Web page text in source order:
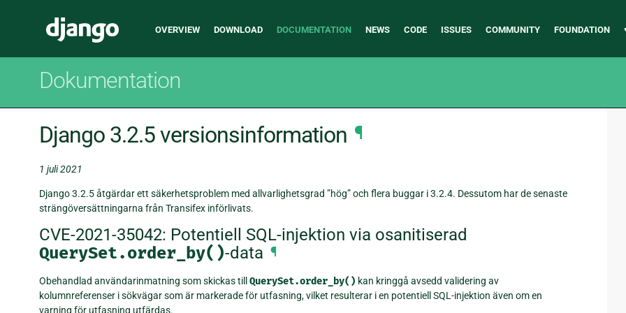
Django
Main
OVERVIEW DOWNLOAD DOCUMENTATION NEWS CODE ISSUES COMMUNITY FOUNDATION
Dokumentation
Django 3.2.5 versionsinformation ¶
1 juli 2021
Django 3.2.5 åtgärdar ett säkerhetsproblem med allvarlighetsgrad ”hög” och flera buggar i 3.2.4. Dessutom har de senaste
strängöversättningarna från Transifex införlivats.
CVE-2021-35042: Potentiell SQL-injektion via osanitiserad
QuerySet.order_by()-data ¶
Obehandlad användarinmatning som skickas tillQuerySet.order_by() kan kringgå avsedd validering av
kolumnreferenser i sökvägar som är markerade för utfasning, vilket resulterar i en potentiell SQL-injektion även om en
varning för utfasning utfärdas.